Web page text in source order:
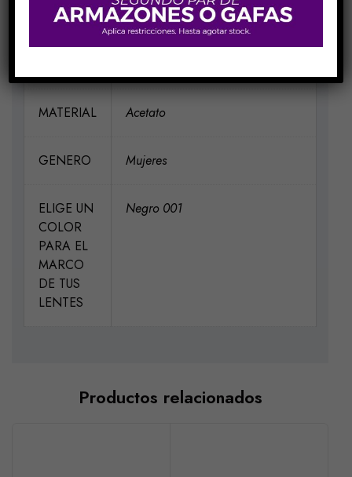
MEDIDAS H54-V37-P16-VA135
MATERIAL Acetato
GENERO Mujeres
ELIGE UN
COLOR
PARA EL
MARCO
DE TUS
LENTES
Negro 001
Productos relacionados